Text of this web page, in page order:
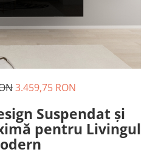
3.459,75 RON
Suspendat și
pentru Livingul